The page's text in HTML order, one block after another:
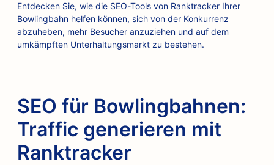
Entdecken Sie, wie die SEO-Tools von Ranktracker Ihrer
Bowlingbahn helfen können, sich von der Konkurrenz
abzuheben, mehr Besucher anzuziehen und auf dem
umkämpften Unterhaltungsmarkt zu bestehen.
SEO für Bowlingbahnen:
Traffic generieren mit
Ranktracker